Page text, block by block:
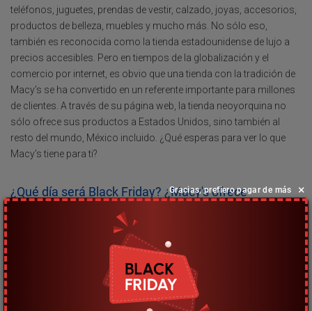
teléfonos, juguetes, prendas de vestir, calzado, joyas, accesorios,
productos de belleza, muebles y mucho más. No sólo eso,
también es reconocida como la tienda estadounidense de lujo a
precios accesibles. Pero en tiempos de la globalización y el
comercio por internet, es obvio que una tienda con la tradición de
Macy’s se ha convertido en un referente importante para millones
de clientes. A través de su página web, la tienda neoyorquina no
sólo ofrece sus productos a Estados Unidos, sino también al
resto del mundo, México incluido. ¿Qué esperas para ver lo que
Macy’s tiene para ti?
¿Qué día será Black Friday? ¿Macy's ofrece
descuentos especiales a sus usuarios durante este
Black Friday, la fiesta de las compras en Estados Unidos, se
celebra casi siempre el tercer viernes de noviembre, justo después
del Día de Acción de Gracias (Thanksgiving). Este año será el
viernes 24 de noviembre y miles de tiendas alrededor del mundo
Gracias, prefiero pagar de más ×